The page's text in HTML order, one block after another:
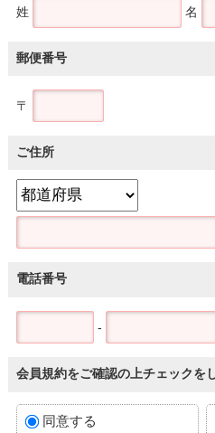
姓 名
郵便番号
〒
ご住所
電話番号
-
会員規約をご確認の上チェックを
同意する